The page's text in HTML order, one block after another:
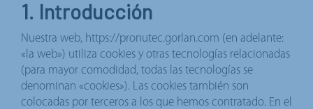
1. Introducción
Nuestra web, https://pronutec.gorlan.com (en adelante:
«la web») utiliza cookies y otras tecnologías relacionadas
(para mayor comodidad, todas las tecnologías se
denominan «cookies»). Las cookies también son
colocadas por terceros a los que hemos contratado. En el